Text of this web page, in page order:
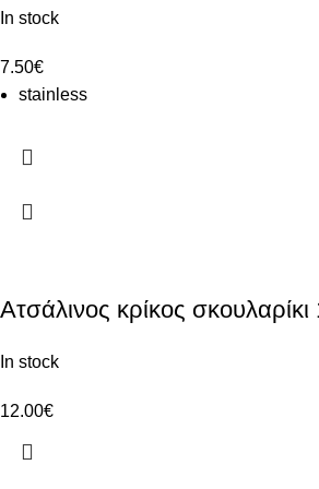
In stock
7.50€
stainless
Ατσάλινος κρίκος
In stock
12.00€